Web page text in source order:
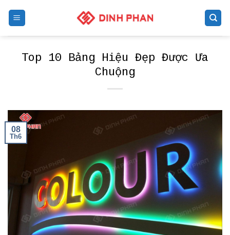
Top 10 Bảng Hiệu Đẹp Được Ưa
Chuộng
08
Th6